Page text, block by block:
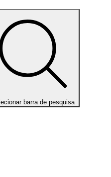
barra de pesquisa